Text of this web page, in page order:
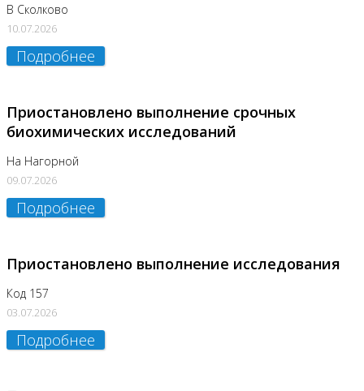
В Сколково
10.07.2026
Подробнее
Приостановлено выполнение срочных
биохимических исследований
На Нагорной
09.07.2026
Подробнее
Приостановлено выполнение исследования
Код 157
03.07.2026
Подробнее